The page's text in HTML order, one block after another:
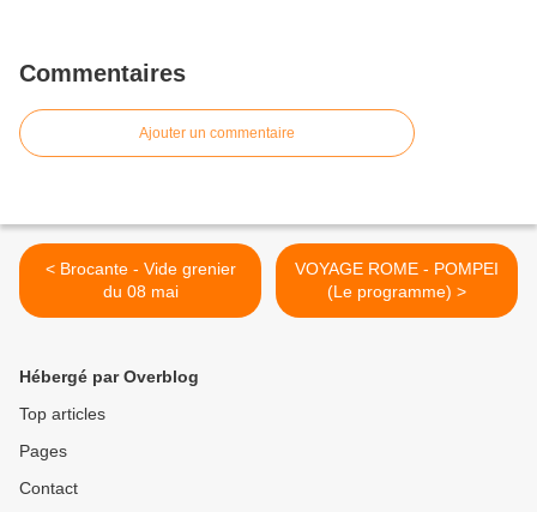
Commentaires
Ajouter un commentaire
< Brocante - Vide grenier
du 08 mai
VOYAGE ROME - POMPEI
(Le programme) >
Hébergé par Overblog
Top articles
Pages
Contact